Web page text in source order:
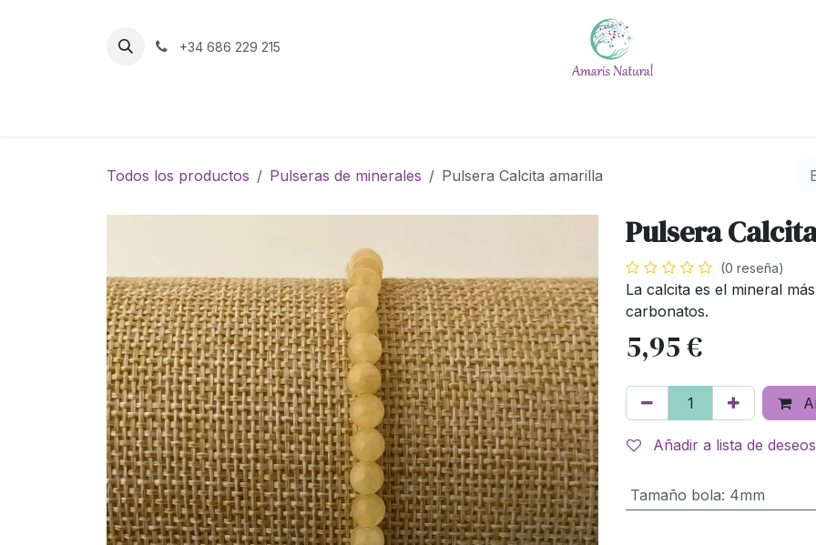
+34 686 229 215
Todos los productos Pulseras de minerales Pulsera Calcita amarilla
Pulsera
(0 reseña)
La calcita es el mineral
carbonatos.
5,95€
Añadir a lista de deseos
Tamaño bola: 4mm